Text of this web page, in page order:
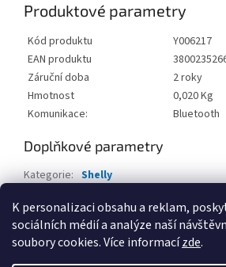
K personalizaci obsahu a reklam,
sociálních médií a analýze naší
soubory cookies. Více informacízde.
Produktové parametry
Kód produktu
Y006217
EAN produktu
Záruční doba
2 roky
Hmotnost
0,020 Kg
Komunikace:
Bluetooth
Doplňkové parametry
Kategorie: Shelly